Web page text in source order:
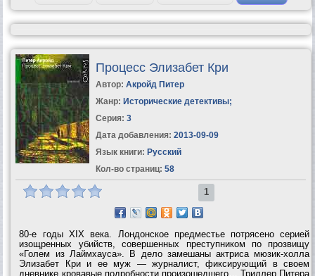
Процесс Элизабет Кри
Автор: Акройд Питер
Жанр: Исторические детективы;
Серия: 3
Дата добавления: 2013-09-09
Язык книги: Русский
Кол-во страниц: 58
1
80-е годы XIX века. Лондонское предместье потрясено серией
изощренных убийств, совершенных преступником по прозвищу
«Голем из Лаймхауса». В дело замешаны актриса мюзик-холла
Элизабет Кри и ее муж — журналист, фиксирующий в своем
дневнике кровавые подробности произошедшего… Триллер Питера